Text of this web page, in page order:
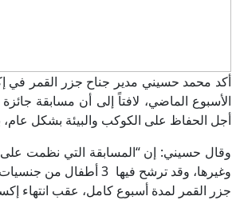
الأسبوع الماضي، لافتاً إلى أن مسابقة
أجل الحفاظ على الكوكب والبيئة بشكل عام،
وقال حسيني: إن “المسابقة التي نظمت على
وغيرها، وقد ترشح فيها
جزر القمر لمدة أسبوع كامل، عقب انتهاء إكسبو 2020، شاملة نفقات الإقامة وتذاكر